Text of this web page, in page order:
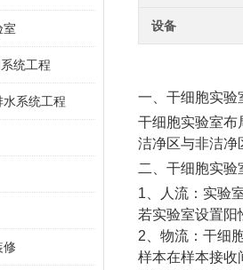
室
统工程
系统工程
修
设备
一、干细胞实验
干细胞实验室布
洁净区与非洁净
二、干细胞实验
1、人流：实验
若实验室设置阳
2、物流：干细
样本在样本接收